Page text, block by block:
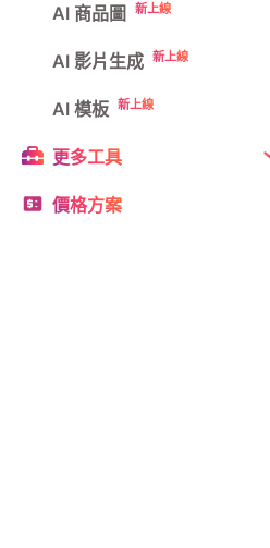
AI 商品圖 新上線
AI 影片生成 新上線
AI 模板 新上線
更多工具
價格方案